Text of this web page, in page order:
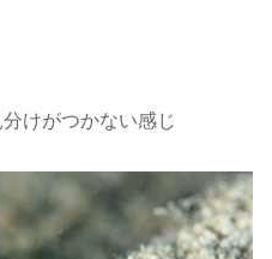
けがつかない感じ